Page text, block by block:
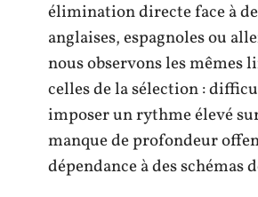
élimination directe face à
anglaises, espagnoles ou
nous observons les mêmes
celles de la sélection :
imposer un rythme élevé
manque de profondeur
dépendance à des schémas